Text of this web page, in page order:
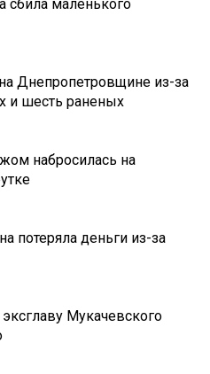
сбила маленького
Днепропетровщине из-за
и шесть раненых
набросилась на
деньги из-за
Мукачевского